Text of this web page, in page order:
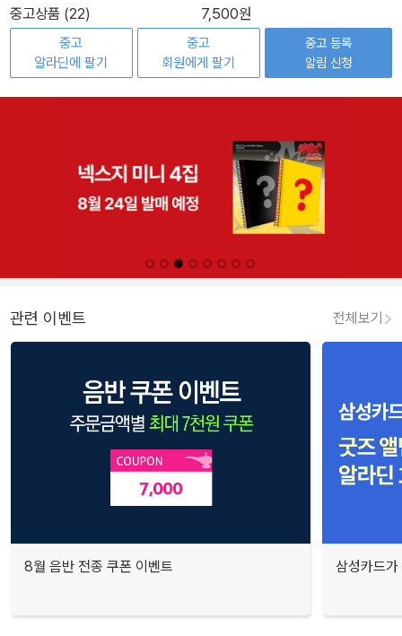
중고상품 (22)
7,500원
중고
알라딘에 팔기
중고
회원에게 팔기
중고 등록
알림 신청
관련 이벤트 전체보기
8월 음반 전종 쿠폰 이벤트 삼성카드